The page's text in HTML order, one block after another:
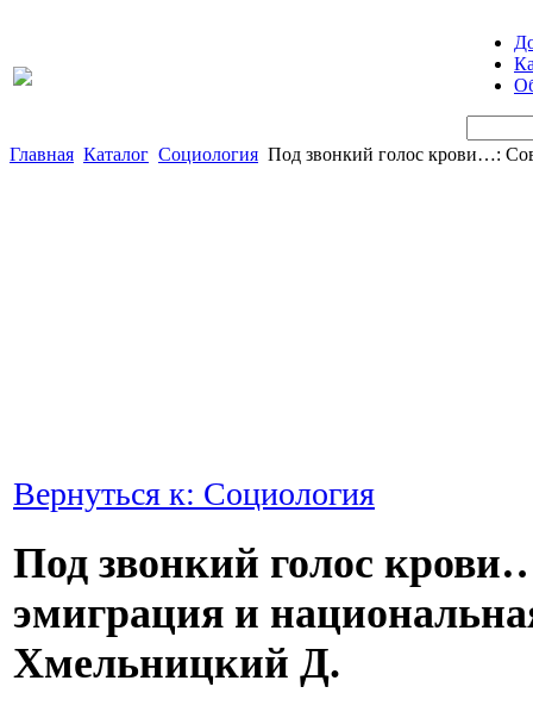
Главная Каталог Социология Под звонкий голос крови…:
Вернуться к: Социология
Под звонкий голос
эмиграция и
Хмельницкий Д.